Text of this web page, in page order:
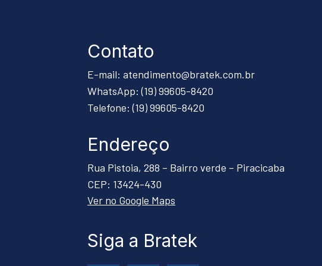
Contato
E-mail: atendimento@bratek.com.br
WhatsApp: (19) 99605-8420
Telefone: (19) 99605-8420
Endereço
Rua Pistoia, 288 – Bairro verde – Piracicaba
CEP: 13424-430
Ver no Google Maps
Siga a Bratek